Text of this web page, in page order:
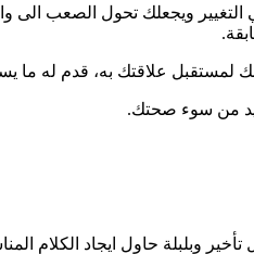
ويجعلك تحول الصعب الى
لمستقبل علاقتك به، قدم له ما
من سوء صحتك.
وبلبلة حاول ايجاد الكلام